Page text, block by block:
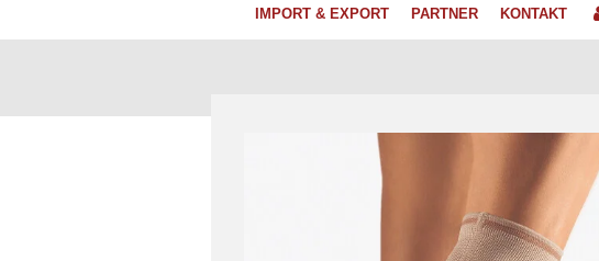
IMPORT & EXPORT PARTNER KONTAKT